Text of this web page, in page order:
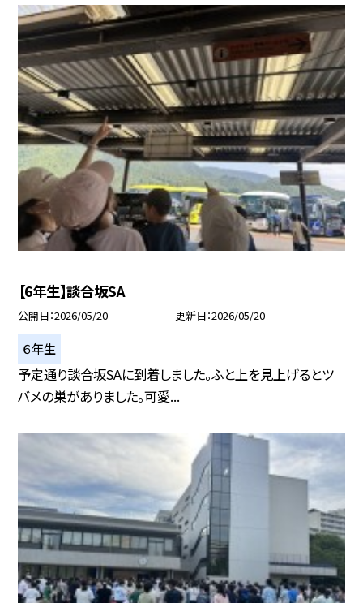
【6年生】談合坂SA
公開日 2026/05/20 更新日 2026/05/20
６年生
予定通り談合坂SAに到着しました。ふと上を見上げるとツ
バメの巣がありました。可愛...